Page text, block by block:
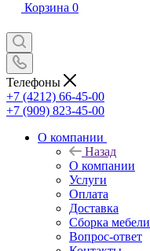
Корзина 0
Телефоны
+7 (4212) 66-45-00
+7 (909) 823-45-00
О компании
Назад
О компании
Услуги
Оплата
Доставка
Сборка мебели
Вопрос-ответ